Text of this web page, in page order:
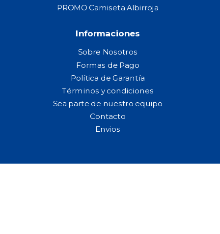
PROMO Camiseta Albirroja
Informaciones
Sobre Nosotros
Formas de Pago
Política de Garantía
Términos y condiciones
Sea parte de nuestro equipo
Contacto
Envios